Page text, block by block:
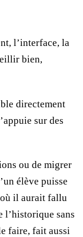
l’interface, la
bien,
directement
sur des
ou de migrer
élève puisse
où il aurait fallu
l’historique sans
faire, fait aussi